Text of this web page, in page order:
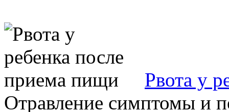
Рвота у
Отравление симптомы и